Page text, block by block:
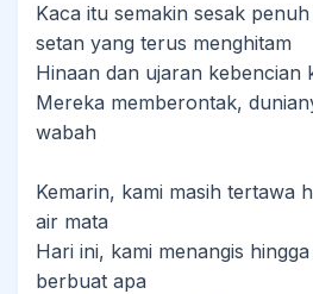
Kaca itu semakin sesak
setan yang terus menghitam
Hinaan dan ujaran kebencian
Mereka memberontak,
wabah
Kemarin, kami masih tertawa
air mata
Hari ini, kami menangis
berbuat apa